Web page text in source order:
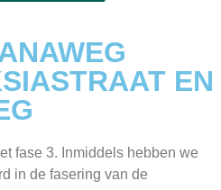
EN
fase 3. Inmiddels hebben we
in de fasering van de